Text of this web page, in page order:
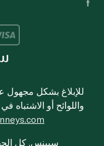
للإبلاغ بشكل مجهول
واللوائح أو الاشتباه
© 2020-2026